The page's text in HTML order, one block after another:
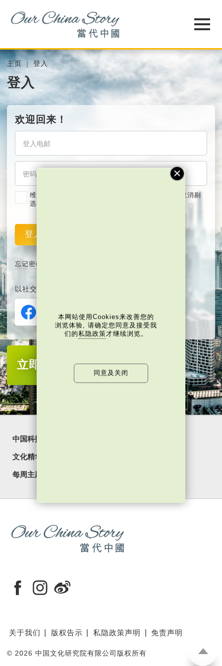
主页 登入
登入
欢迎回来！
维持我的登入状态两星期 (若使用共用电脑，紧记取消剔
选)
登入
忘记密码
以社交媒体平台注册或登入∶
立即注册 成为当代中国会员
中国科技
文化精华
每周主题
关于我们 版权告示 私隐政策声明 免责声明
© 2026 中国文化研究院有限公司版权所有
本网站使用Cookies来改善您的
浏览体验, 请确定您同意及接受我
们的私隐政策才继续浏览。
同意及关闭